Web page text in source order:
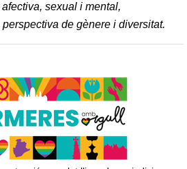
sexual i mental,
de gènere i diversitat.